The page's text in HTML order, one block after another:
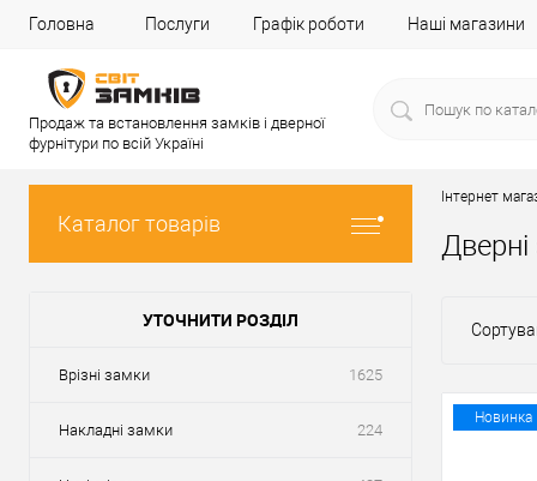
Головна Послуги Графік роботи Наші магазини
Продаж та встановлення замків і дверної
фурнітури по всій Україні
Каталог товарів
УТОЧНИТИ РОЗДІЛ
Врізні замки 1625
Накладні замки 224
Інтернет
Новинка